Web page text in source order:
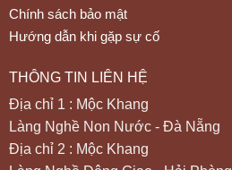
Chính sách bảo mật
Hướng dẫn khi gặp sự cố
THÔNG TIN LIÊN HỆ
Địa chỉ 1 : Mộc Khang
Làng Nghề Non Nước - Đà Nẵng
Địa chỉ 2 : Mộc Khang